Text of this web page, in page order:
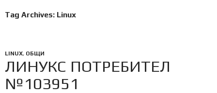
Tag Archives: Linux
LINUX, ОБЩИ
ЛИНУКС ПОТРЕБИТЕЛ
№103951